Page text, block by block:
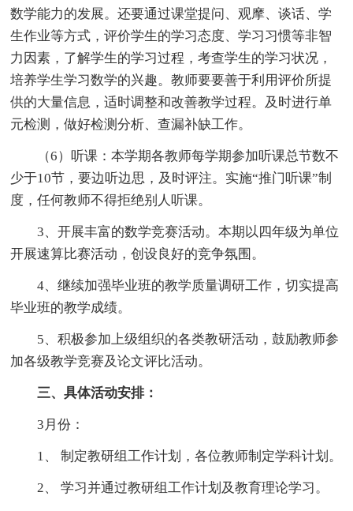
数学能力的发展。还要通过课堂提问、观摩、谈话、学
生作业等方式，评价学生的学习态度、学习习惯等非智
力因素，了解学生的学习过程，考查学生的学习状况，
培养学生学习数学的兴趣。教师要要善于利用评价所提
供的大量信息，适时调整和改善教学过程。及时进行单
元检测，做好检测分析、查漏补缺工作。
（6）听课：本学期各教师每学期参加听课总节数不
少于10节，要边听边思，及时评注。实施“推门听课”制
度，任何教师不得拒绝别人听课。
3、开展丰富的数学竞赛活动。本期以四年级为单位
开展速算比赛活动，创设良好的竞争氛围。
4、继续加强毕业班的教学质量调研工作，切实提高
毕业班的教学成绩。
5、积极参加上级组织的各类教研活动，鼓励教师参
加各级教学竞赛及论文评比活动。
三、具体活动安排：
3月份：
1、 制定教研组工作计划，各位教师制定学科计划。
2、 学习并通过教研组工作计划及教育理论学习。